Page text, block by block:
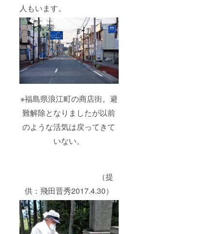
人もいます。
※福島県浪江町の商店街。避
難解除となりましたが以前
のような活気は戻ってきて
いない。
（提
供：飛田晋秀2017.4.30）